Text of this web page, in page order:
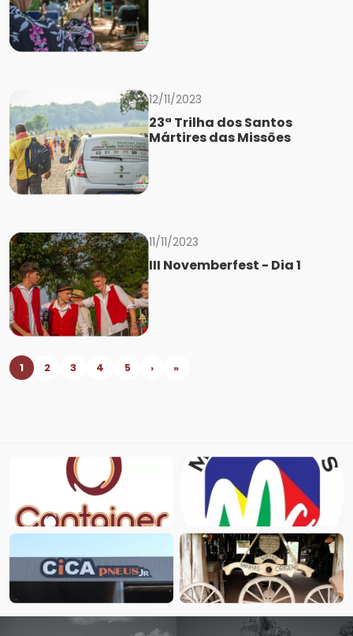
12/11/2023
23ª Trilha dos Santos
Mártires das Missões
11/11/2023
III Novemberfest - Dia 1
1 2 3 4 5 › »